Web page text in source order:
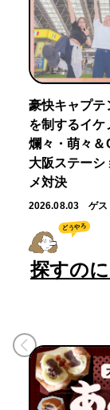
豪快キャプ
を制するイ
爛々・萌々
大阪ステーシ
メ対決
2026.08.03 ゲス
どうやろ
探すの